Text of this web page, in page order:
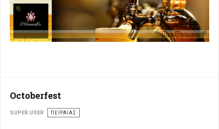
Octoberfest
SUPER USER ΠΕΙΡΑΙΆΣ